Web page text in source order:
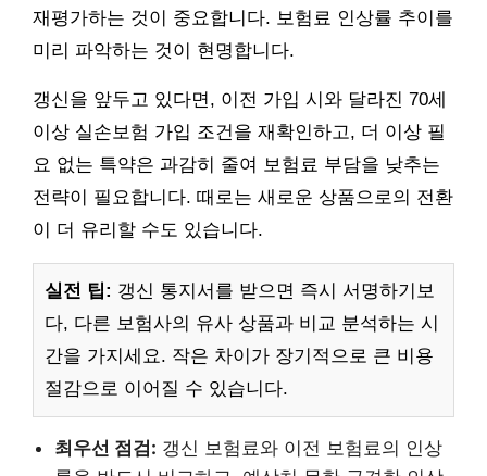
재평가하는 것이 중요합니다. 보험료 인상률 추이를
미리 파악하는 것이 현명합니다.
갱신을 앞두고 있다면, 이전 가입 시와 달라진 70세
이상 실손보험 가입 조건을 재확인하고, 더 이상 필
요 없는 특약은 과감히 줄여 보험료 부담을 낮추는
전략이 필요합니다. 때로는 새로운 상품으로의 전환
이 더 유리할 수도 있습니다.
실전 팁: 갱신 통지서를 받으면 즉시 서명하기보
다, 다른 보험사의 유사 상품과 비교 분석하는 시
간을 가지세요. 작은 차이가 장기적으로 큰 비용
절감으로 이어질 수 있습니다.
최우선 점검: 갱신 보험료와 이전 보험료의 인상